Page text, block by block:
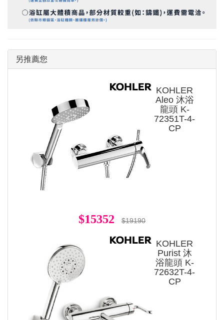
另推薦您
KOHLER
Aleo 沐浴
龍頭 K-
72351T-4-
CP
$15352 $19190
KOHLER
Purist 沐
浴龍頭 K-
72632T-4-
CP